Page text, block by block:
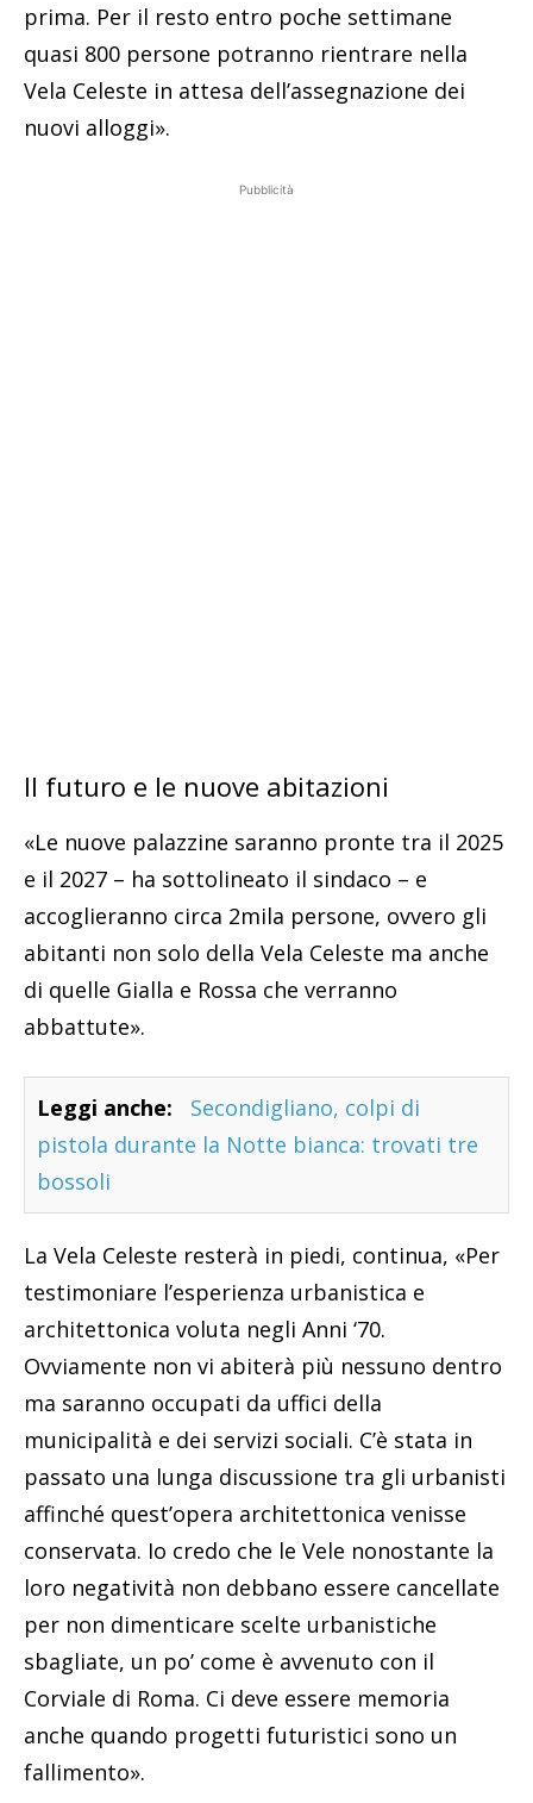
prima. Per il resto entro poche settimane
quasi 800 persone potranno rientrare nella
Vela Celeste in attesa dell’assegnazione dei
nuovi alloggi».
Pubblicità
Il futuro e le nuove abitazioni
«Le nuove palazzine saranno pronte tra il 2025
e il 2027 – ha sottolineato il sindaco – e
accoglieranno circa 2mila persone, ovvero gli
abitanti non solo della Vela Celeste ma anche
di quelle Gialla e Rossa che verranno
abbattute».
Leggi anche:
Secondigliano, colpi di
pistola durante la Notte bianca: trovati tre
bossoli
La Vela Celeste resterà in piedi, continua, «Per
testimoniare l’esperienza urbanistica e
architettonica voluta negli Anni ‘70.
Ovviamente non vi abiterà più nessuno dentro
ma saranno occupati da uffici della
municipalità e dei servizi sociali. C’è stata in
passato una lunga discussione tra gli urbanisti
affinché quest’opera architettonica venisse
conservata. Io credo che le Vele nonostante la
loro negatività non debbano essere cancellate
per non dimenticare scelte urbanistiche
sbagliate, un po’ come è avvenuto con il
Corviale di Roma. Ci deve essere memoria
anche quando progetti futuristici sono un
fallimento».